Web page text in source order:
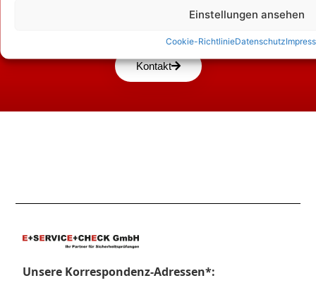
Einstellungen ansehen
Cookie-RichtlinieDatenschutz
Zum Kontaktformular
Kontakt
Unsere Korrespondenz-Adressen*: